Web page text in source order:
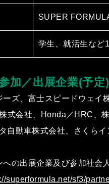
SUPER
学⽣、就活⽣など
加／出展企業(予定)
ズ、富⼠スピードウェイ
式会社、Honda／HRC、
⾃動⾞株式会社、さくら
の出展企業及び参加社会
superformula.net/sf3/